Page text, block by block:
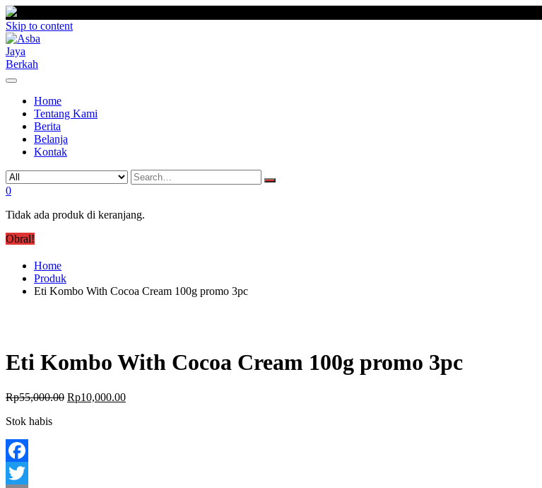
Skip to content
Home
Tentang Kami
Berita
Belanja
Kontak
0
Tidak ada produk di keranjang.
Obral!
Home
Produk
Eti Kombo With Cocoa Cream 100g promo 3pc
Eti Kombo With Cocoa Cream 100g promo 3pc
Rp55,000.00 Rp10,000.00
Stok habis
Facebook